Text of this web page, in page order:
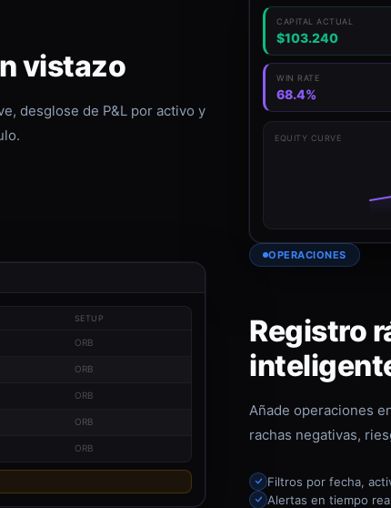
vistazo
desglose de P&L por activo y
CAPITAL ACTUAL
$103.240
WIN RATE
68.4%
EQUITY CURVE
SETUP
ORB
ORB
ORB
ORB
ORB
OPERACIONES
Registro
Añade operaciones
rachas negativas,
Filtros por fecha,
Alertas en tiempo real